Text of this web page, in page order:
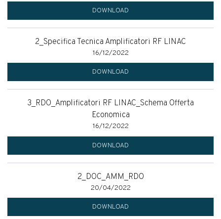
DOWNLOAD
2_Specifica Tecnica Amplificatori RF LINAC
16/12/2022
DOWNLOAD
3_RDO_Amplificatori RF LINAC_Schema Offerta
Economica
16/12/2022
DOWNLOAD
2_DOC_AMM_RDO
20/04/2022
DOWNLOAD